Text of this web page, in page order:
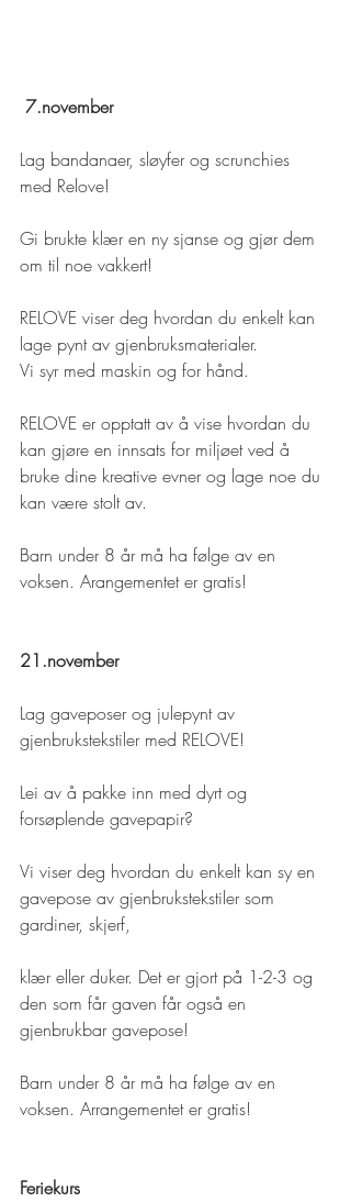
7.november
Lag bandanaer, sløyfer og scrunchies
med Relove!
Gi brukte klær en ny sjanse og gjør dem
om til noe vakkert!
RELOVE viser deg hvordan du enkelt kan
lage pynt av gjenbruksmaterialer.
Vi syr med maskin og for hånd.
RELOVE er opptatt av å vise hvordan du
kan gjøre en innsats for miljøet ved å
bruke dine kreative evner og lage noe du
kan være stolt av.
Barn under 8 år må ha følge av en
voksen. Arangementet er gratis!
21.november
Lag gaveposer og julepynt av
gjenbrukstekstiler med RELOVE!
Lei av å pakke inn med dyrt og
forsøplende gavepapir?
Vi viser deg hvordan du enkelt kan sy en
gavepose av gjenbrukstekstiler som
gardiner, skjerf,
klær eller duker. Det er gjort på 1-2-3 og
den som får gaven får også en
gjenbrukbar gavepose!
Barn under 8 år må ha følge av en
voksen. Arrangementet er gratis!
Feriekurs